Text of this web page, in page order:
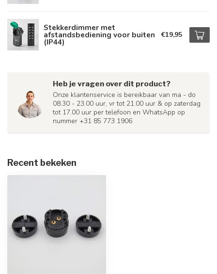
Stekkerdimmer met
afstandsbediening voor buiten
(IP44)
€19,95
Heb je vragen over dit product?
Onze klantenservice is bereikbaar van ma - do
08.30 - 23.00 uur, vr tot 21.00 uur & op zaterdag
tot 17.00 uur per telefoon en WhatsApp op
nummer +31 85 773 1906
Recent bekeken